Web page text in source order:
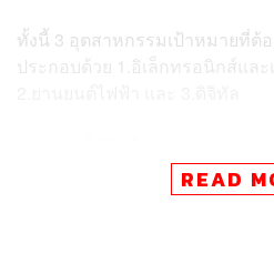
ทั้งนี้ 3 อุตสาหกรรมเป้าหมายที่ต้อ
ประกอบด้วย 1.อิเล็กทรอนิกส์และ
การสร้างบุคลากรทักษะสูงสำหรั
ต้นมีเป้าหมาย 100,000 คน รวม
READ